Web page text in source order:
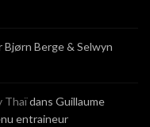
Bjørn Berge & Selwyn
Thaïdans Guillaume
entraineur